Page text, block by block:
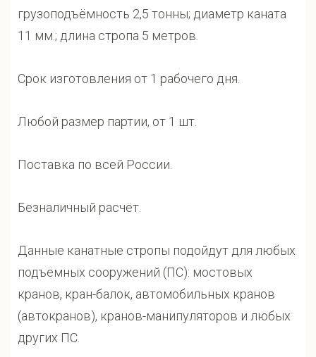
грузоподъёмность 2,5 тонны; диаметр каната
11 мм.; длина стропа 5 метров.
Срок изготовления от 1 рабочего дня.
Любой размер партии, от 1 шт.
Поставка по всей России.
Безналичный расчёт.
Данные канатные стропы подойдут для любых
подъёмных сооружений (ПС): мостовых
кранов, кран-балок, автомобильных кранов
(автокранов), кранов-манипуляторов и любых
других ПС.